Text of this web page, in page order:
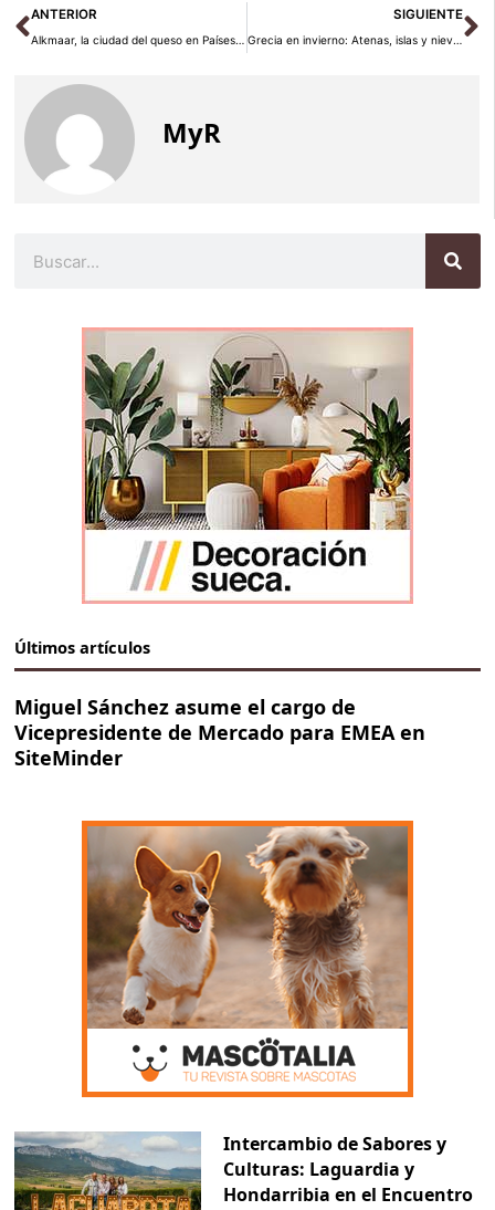
Ant
ANTERIOR
Alkmaar, la ciudad del queso en Países Bajos: guía 2026
SIGUIENTE
Grecia en invierno: Atenas, islas y nieve sobre la Acrópolis
MyR
Últimos artículos
Miguel Sánchez asume el cargo de
Vicepresidente de Mercado para EMEA en
SiteMinder
Intercambio de Sabores y
Culturas: Laguardia y
Hondarribia en el Encuentro